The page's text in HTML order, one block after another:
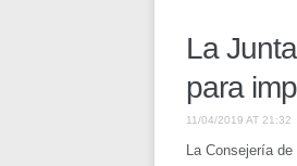
La
para
11/04/2019 AT 21:32
La Consejería